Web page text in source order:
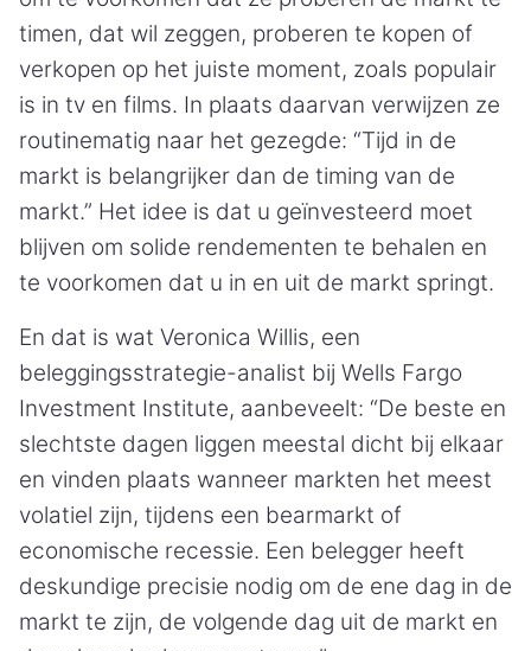
timen, dat wil zeggen, proberen te kopen of
verkopen op het juiste moment, zoals populair
is in tv en films. In plaats daarvan verwijzen ze
routinematig naar het gezegde: “Tijd in de
markt is belangrijker dan de timing van de
markt.” Het idee is dat u geïnvesteerd moet
blijven om solide rendementen te behalen en
te voorkomen dat u in en uit de markt springt.
En dat is wat Veronica Willis, een
beleggingsstrategie-analist bij Wells Fargo
Investment Institute, aanbeveelt: “De beste en
slechtste dagen liggen meestal dicht bij elkaar
en vinden plaats wanneer markten het meest
volatiel zijn, tijdens een bearmarkt of
economische recessie. Een belegger heeft
deskundige precisie nodig om de ene dag in de
markt te zijn, de volgende dag uit de markt en